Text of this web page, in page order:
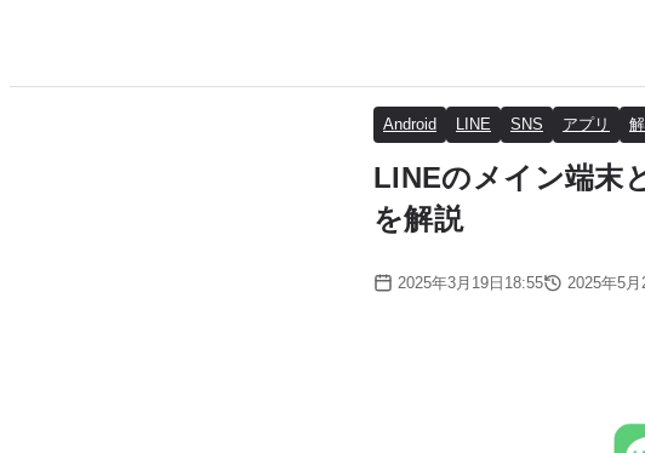
Android LINE SNS アプリ
LINEのメイン端末
を解説
2025年3月19日18:55 2025年5